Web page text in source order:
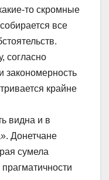
то скромные
все
согласно
закономерность
крайне
видна и в
Донетчане
сумела